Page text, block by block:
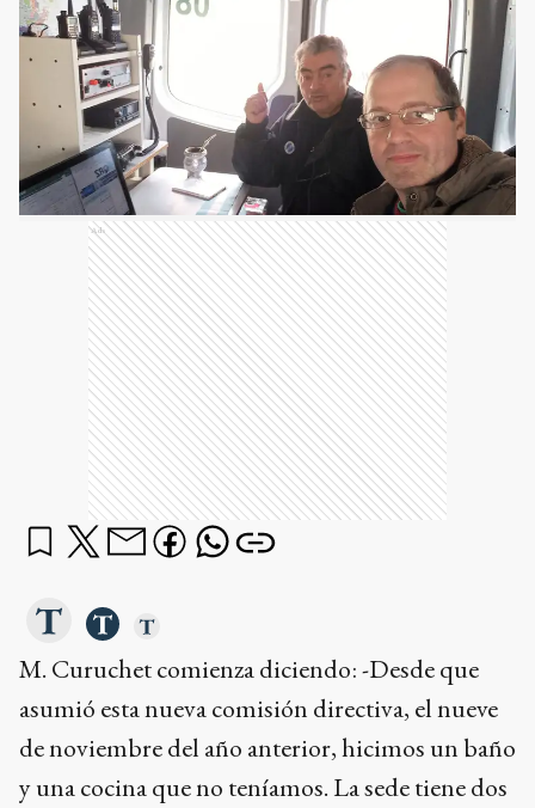
Ads
M. Curuchet comienza diciendo: -Desde que
asumió esta nueva comisión directiva, el nueve
de noviembre del año anterior, hicimos un baño
y una cocina que no teníamos. La sede tiene dos